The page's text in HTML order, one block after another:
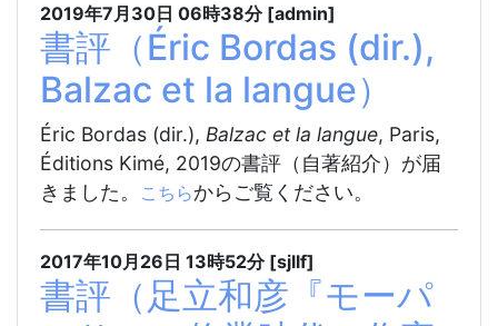
2019年7月30日 06時38分 [admin]
書評（Éric Bordas (dir.),
Balzac et la langue）
Éric Bordas (dir.), Balzac et la langue, Paris,
Éditions Kimé, 2019の書評（自著紹介）が届
きました。
こちらからご覧ください。
2017年10月26日 13時52分 [sjllf]
書評（足立和彦『モーパ